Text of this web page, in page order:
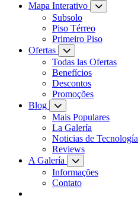
Mapa Interativo
Subsolo
Piso Térreo
Primeiro Piso
Ofertas
Todas las Ofertas
Benefícios
Descontos
Promoções
Blog
Mais Populares
La Galería
Noticias de Tecnología
Reviews
A Galería
Informações
Contato